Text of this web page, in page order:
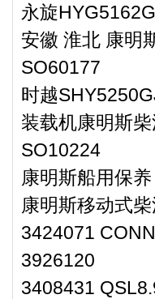
永旋
安徽 淮北 康明
SO60177
时越
装载机康明斯
SO10224
康明斯船用保
康明斯移动式
3424071
3926120
3408431